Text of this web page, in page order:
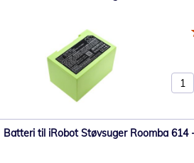
Batteri til iRobot Støvsuger Roomba 614